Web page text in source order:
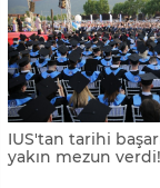
IUS'tan tarihi
yakın mezun verdi!